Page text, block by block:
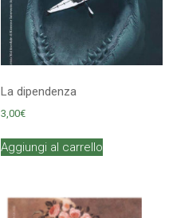
La dipendenza
3,00€
Aggiungi al carrello